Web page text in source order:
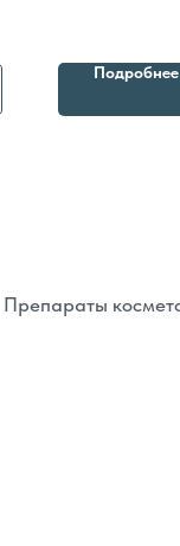
Подробнее